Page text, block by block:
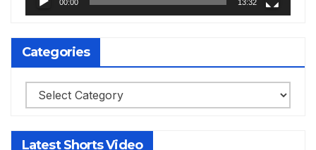
00:00 13:32
Categories
Categories
Latest Shorts Video